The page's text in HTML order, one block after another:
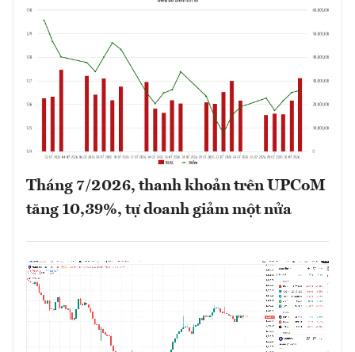
Tháng 7/2026, thanh khoản trên UPCoM
tăng 10,39%, tự doanh giảm một nửa